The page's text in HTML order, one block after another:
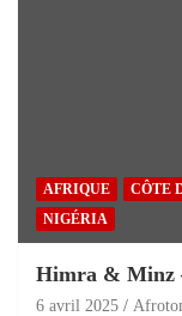
AFRIQUE CÔTE
NIGÉRIA
Himra & Minz
6 avril 2025